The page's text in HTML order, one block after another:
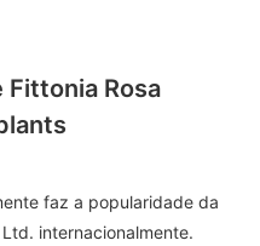
Fittonia Rosa
faz a popularidade da
internacionalmente.